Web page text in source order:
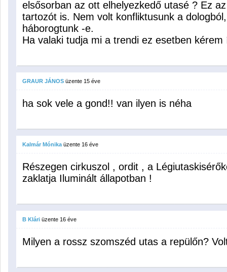
elsősorban az ott elhelyezkedő utasé ? Ez
tartozót is. Nem volt konfliktusunk a
háborogtunk -e.
Ha valaki tudja mi a trendi ez esetben
GRAUR JÁNOS üzente 15 éve
ha sok vele a gond!! van ilyen is néha
Kalmár Mónika üzente 16 éve
Részegen cirkuszol , ordit , a
zaklatja Iluminált állapotban !
B Klári üzente 16 éve
Milyen a rossz szomszéd utas a repülőn?